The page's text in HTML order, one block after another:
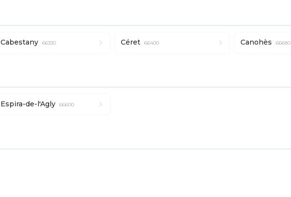
Cabestany 66330 Céret 66400 Canohès 66680
Espira-de-l'Agly 66600